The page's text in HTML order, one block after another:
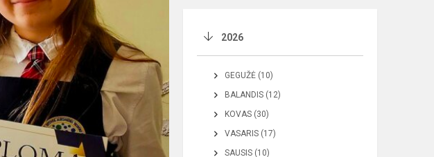
2026
GEGUŽĖ (10)
BALANDIS (12)
KOVAS (30)
VASARIS (17)
SAUSIS (10)